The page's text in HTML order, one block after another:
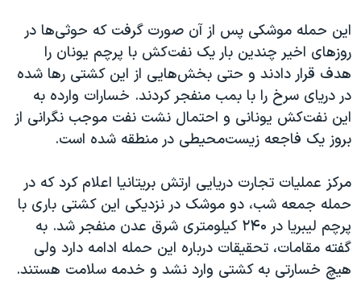
قانون شفافیت دارائی کادر رهبری ایران
اعتراضات مردمی آبان ۹۸
اسرائیل در جنگ
نرگس محمدی برنده جایزه نوبل صلح
همایش محافظه‌کاران آمریکا «سی‌پک»
صفحه‌های ویژه
سفر پرزیدنت ترامپ به چین
این حمله موشکی پس از آن صورت گرفت که حوثی‌ها در
روزهای اخیر چندین بار یک نفت‌کش با پرچم یونان را
هدف قرار دادند و حتی بخش‌هایی از این کشتی رها شده
در دریای سرخ را با بمب منفجر کردند. خسارات وارده به
این نفت‌کش یونانی و احتمال نشت نفت موجب نگرانی از
بروز یک فاجعه زیست‌محیطی در منطقه شده است.
مرکز عملیات تجارت دریایی ارتش بریتانیا اعلام کرد که در
حمله جمعه شب، دو موشک در نزدیکی این کشتی باری با
پرچم لیبریا در ۲۴۰ کیلومتری شرق عدن منفجر شد. به
گفته مقامات، تحقیقات درباره این حمله ادامه دارد ولی
هیچ خسارتی به کشتی وارد نشد و خدمه سلامت هستند.